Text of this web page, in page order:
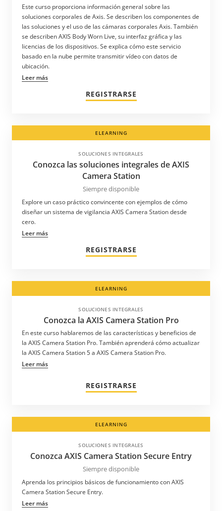
Este curso proporciona información general sobre las
soluciones corporales de Axis. Se describen los componentes de
las soluciones y el uso de las cámaras corporales Axis. También
se describen AXIS Body Worn Live, su interfaz gráfica y las
licencias de los dispositivos. Se explica cómo este servicio
basado en la nube permite transmitir vídeo con datos de
ubicación.
Leer más
REGISTRARSE
ELEARNING
SOLUCIONES INTEGRALES
Conozca las soluciones integrales de AXIS
Camera Station
Siempre disponible
Explore un caso práctico convincente con ejemplos de cómo
diseñar un sistema de vigilancia AXIS Camera Station desde
cero.
Leer más
REGISTRARSE
ELEARNING
SOLUCIONES INTEGRALES
Conozca la AXIS Camera Station Pro
En este curso hablaremos de las características y beneficios de
la AXIS Camera Station Pro. También aprenderá cómo actualizar
la AXIS Camera Station 5 a AXIS Camera Station Pro.
Leer más
REGISTRARSE
ELEARNING
SOLUCIONES INTEGRALES
Conozca AXIS Camera Station Secure Entry
Siempre disponible
Aprenda los principios básicos de funcionamiento con AXIS
Camera Station Secure Entry.
Leer más